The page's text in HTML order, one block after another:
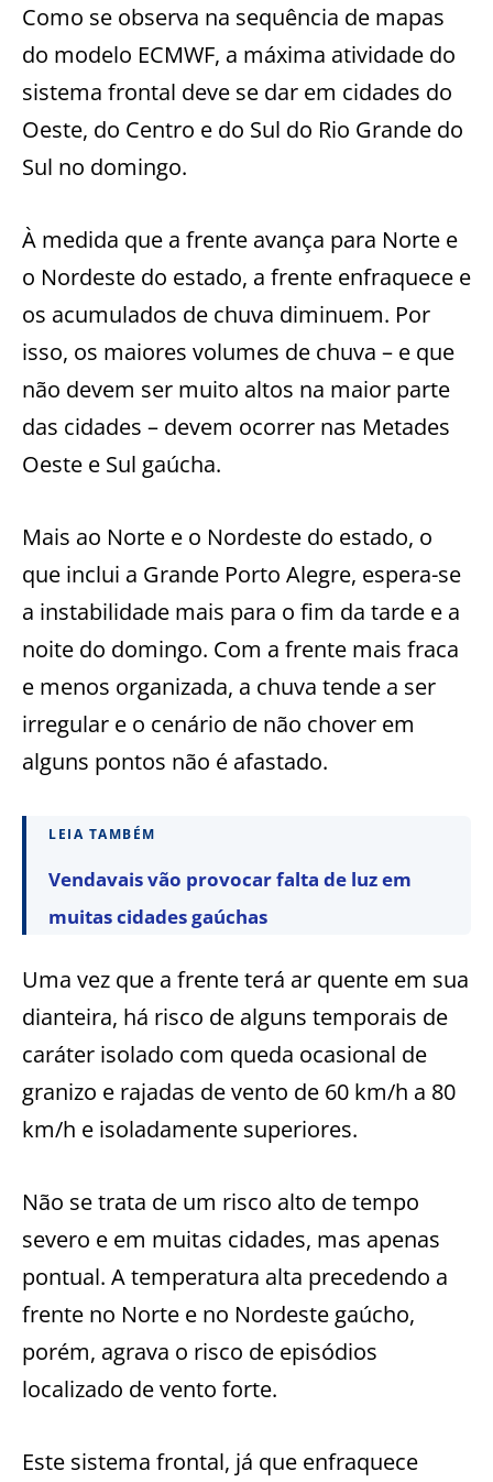
Como se observa na sequência de mapas
do modelo ECMWF, a máxima atividade do
sistema frontal deve se dar em cidades do
Oeste, do Centro e do Sul do Rio Grande do
Sul no domingo.
À medida que a frente avança para Norte e
o Nordeste do estado, a frente enfraquece e
os acumulados de chuva diminuem. Por
isso, os maiores volumes de chuva – e que
não devem ser muito altos na maior parte
das cidades – devem ocorrer nas Metades
Oeste e Sul gaúcha.
Mais ao Norte e o Nordeste do estado, o
que inclui a Grande Porto Alegre, espera-se
a instabilidade mais para o fim da tarde e a
noite do domingo. Com a frente mais fraca
e menos organizada, a chuva tende a ser
irregular e o cenário de não chover em
alguns pontos não é afastado.
LEIA TAMBÉM
Vendavais vão provocar falta de luz em
muitas cidades gaúchas
Uma vez que a frente terá ar quente em sua
dianteira, há risco de alguns temporais de
caráter isolado com queda ocasional de
granizo e rajadas de vento de 60 km/h a 80
km/h e isoladamente superiores.
Não se trata de um risco alto de tempo
severo e em muitas cidades, mas apenas
pontual. A temperatura alta precedendo a
frente no Norte e no Nordeste gaúcho,
porém, agrava o risco de episódios
localizado de vento forte.
Este sistema frontal, já que enfraquece